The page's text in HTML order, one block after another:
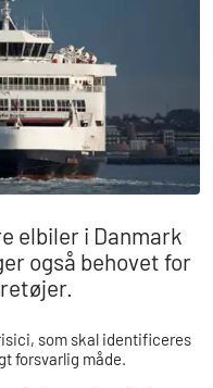
elbiler i Danmark
også behovet for
som skal identificeres
forsvarlig måde.